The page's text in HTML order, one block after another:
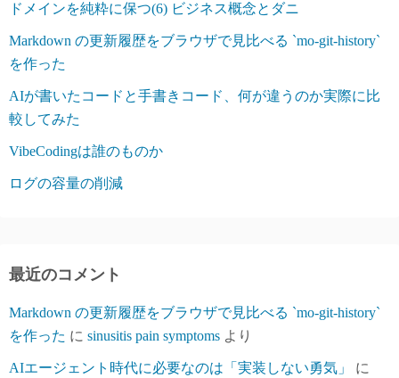
ゲ
ー
シ
ョ
ン
ドメインを純粋に保つ(6) ビジネス概念とダニ
Markdown の更新履歴をブラウザで見比べる `mo-git-history`
を作った
AIが書いたコードと手書きコード、何が違うのか実際に比
較してみた
VibeCodingは誰のものか
ログの容量の削減
最近のコメント
Markdown の更新履歴をブラウザで見比べる `mo-git-history`
を作った に sinusitis pain symptoms より
AIエージェント時代に必要なのは「実装しない勇気」
に